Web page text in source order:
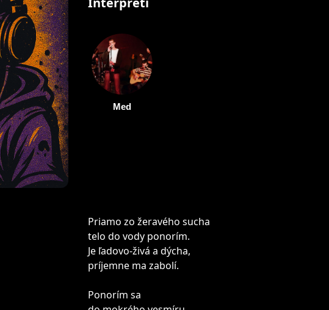
Med
Priamo zo žeravého sucha
telo do vody ponorím.
Je ľadovo-živá a dýcha,
príjemne ma zabolí.
Ponorím sa